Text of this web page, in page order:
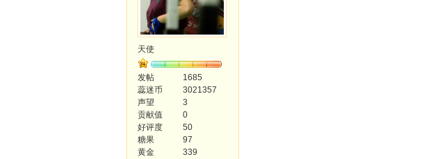
天使
发帖
1685
蕊迷币
3021357
声望
3
贡献值
0
好评度
50
糖果
97
黄金
339